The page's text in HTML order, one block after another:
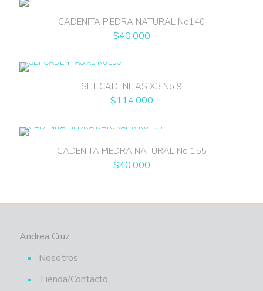
CADENITA PIEDRA NATURAL No140
$40.000
SET CADENITAS X3 No 9
$114.000
CADENITA PIEDRA NATURAL No 155
$40.000
Andrea Cruz
Nosotros
Tienda/Contacto